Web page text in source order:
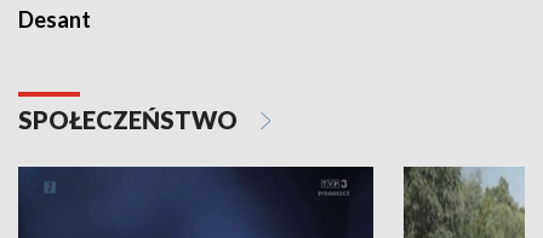
Desant
SPOŁECZEŃSTWO